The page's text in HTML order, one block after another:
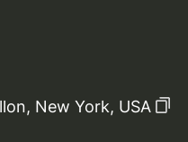
New York, USA